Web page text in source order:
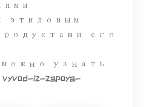
этиловым
его
узнать
iz-zapoya-